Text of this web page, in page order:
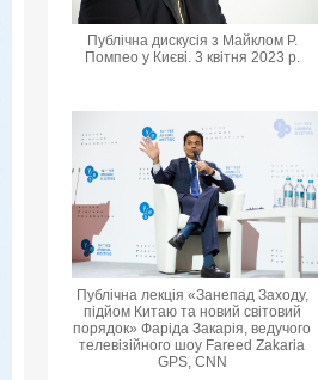
Публічна дискусія з Майклом Р.
Помпео у Києві. 3 квітня 2023 р.
Публічна лекція «Занепад Заходу,
підйом Китаю та новий світовий
порядок» Фаріда Закарія, ведучого
телевізійного шоу Fareed Zakaria
GPS, CNN